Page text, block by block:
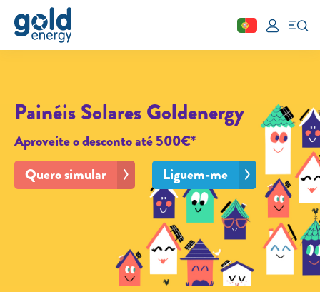
Aderir
Simular
Solar
Excedentes de Produção
Painéis Solares Goldenergy
Aproveite o desconto até 500€*
Quero simular
Liguem-me